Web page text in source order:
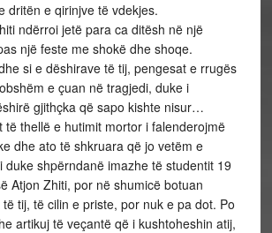
dritën e qirinjve të vdekjes.
ndërroi jetë para ca ditësh në një
një feste me shokë dhe shoqe.
si e dëshirave të tij, pengesat e rrugës
e çuan në tragjedi, duke i
gjithçka që sapo kishte nisur…
të thellë e hutimit mortor i falenderojmë
dhe ato të shkruara që jo vetëm e
duke shpërndanë imazhe të studentit 19
Atjon Zhiti, por në shumicë botuan
tij, të cilin e priste, por nuk e pa dot. Po
artikuj të veçantë që i kushtoheshin atij,